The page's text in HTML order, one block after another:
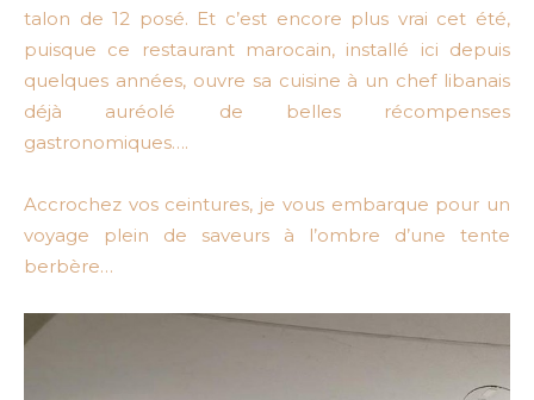
talon de 12 posé. Et c’est encore plus vrai cet été,
puisque ce restaurant marocain, installé ici depuis
quelques années, ouvre sa cuisine à un chef libanais
déjà auréolé de belles récompenses
gastronomiques….
Accrochez vos ceintures, je vous embarque pour un
voyage plein de saveurs à l’ombre d’une tente
berbère…